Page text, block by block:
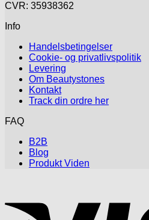
CVR: 35938362
Info
Handelsbetingelser
Cookie- og privatlivspolitik
Levering
Om Beautystones
Kontakt
Track din ordre her
FAQ
B2B
Blog
Produkt Viden